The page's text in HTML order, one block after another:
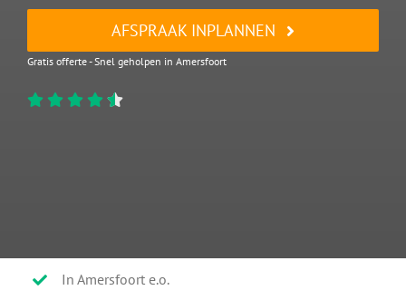
AFSPRAAK INPLANNEN
Gratis offerte - Snel geholpen in Amersfoort
In Amersfoort e.o.